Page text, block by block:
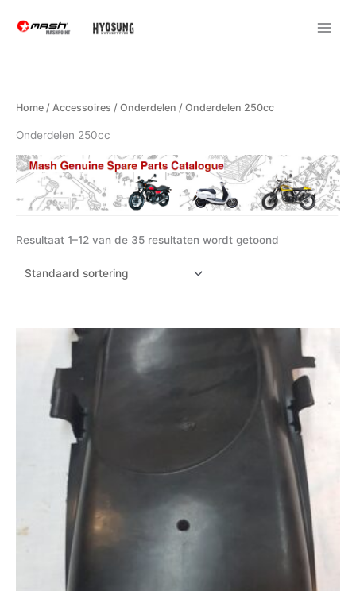
naar
Home / Accessoires / Onderdelen / Onderdelen 250cc
Onderdelen 250cc
Resultaat 1–12 van de 35 resultaten wordt getoond